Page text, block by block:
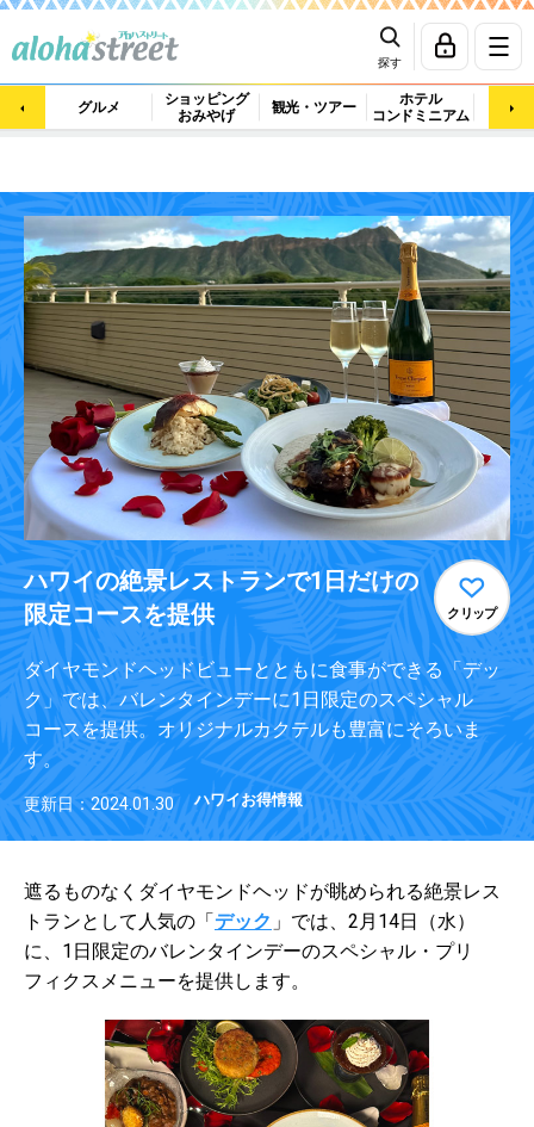
探す
グルメ
ショッピング
おみやげ
観光・ツアー
ホテル
コンドミニアム
マッ
ハワイの絶景レストランで1日だけの
限定コースを提供
クリップ
ダイヤモンドヘッドビューとともに食事ができる「デッ
ク」では、バレンタインデーに1日限定のスペシャル
コースを提供。オリジナルカクテルも豊富にそろいま
す。
更新日：2024.01.30 ハワイお得情報
遮るものなくダイヤモンドヘッドが眺められる絶景レス
トランとして人気の「デック 」では、2月14日（水）
に、1日限定のバレンタインデーのスペシャル・プリ
フィクスメニューを提供します。